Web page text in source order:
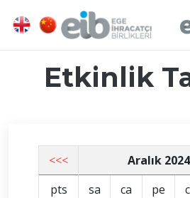
Etkinlik
<<< Aralık 2024
pts
sa ca pe